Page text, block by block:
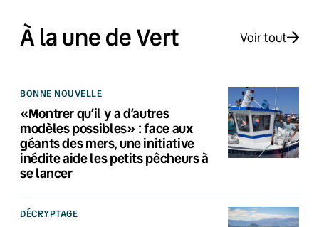
À la une de Vert Voir tout
BONNE NOUVELLE
«Montrer qu’il y a d’autres
modèles possibles» : face aux
géants des mers, une initiative
inédite aide les petits pêcheurs à
se lancer
DÉCRYPTAGE